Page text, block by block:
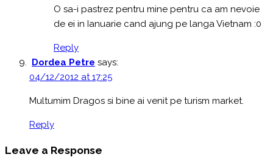
O sa-i pastrez pentru mine pentru ca am nevoie
de ei in Ianuarie cand ajung pe langa Vietnam :0
Reply
Dordea Petre says:
04/12/2012 at 17:25
Multumim Dragos si bine ai venit pe turism market.
Reply
Leave a Response